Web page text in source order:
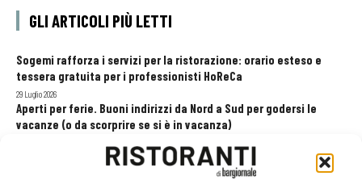
GLI ARTICOLI PIÙ LETTI
Sogemi rafforza i servizi per la ristorazione: orario esteso e
tessera gratuita per i professionisti HoReCa
29 Luglio 2026
Aperti per ferie. Buoni indirizzi da Nord a Sud per godersi le
vacanze (o da scorprire se si è in vacanza)
Pos, compagni di gestione. Le ultime soluzioni delle aziende